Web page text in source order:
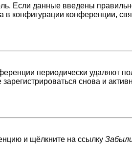
Если данные введены
конфигурации конференции,
периодически удаляют
снова и
и щёлкните на ссылку